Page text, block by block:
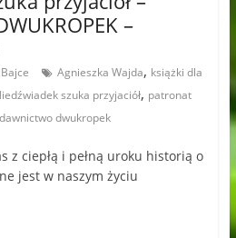
–
Agnieszka Wajda, książki dla
szuka przyjaciół, patronat
dwukropek
z ciepłą i pełną uroku historią o
jest w naszym życiu